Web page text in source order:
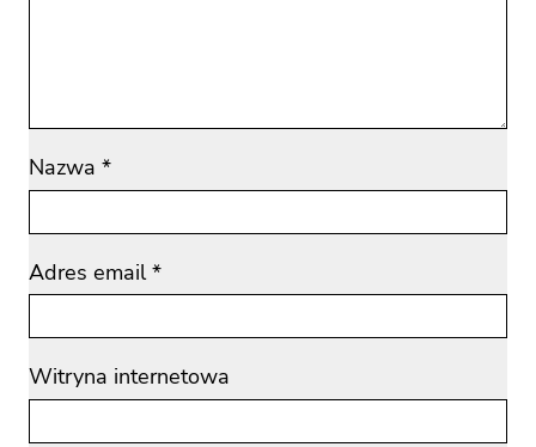
Nazwa *
Adres email*
Witryna internetowa